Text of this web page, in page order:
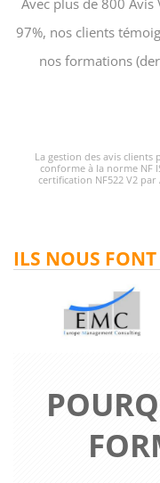
Avec plus de 800
97%, nos clients
nos formations
La gestion des avis clients
conforme à la norme NF
certification NF522 V2 par
ILS NOUS